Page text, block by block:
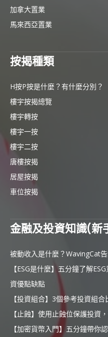
加拿大置業
馬來西亞置業
按揭種類
H按P按是什麼？有什麼分別？
樓宇按揭總覽
樓宇轉按
樓宇一按
樓宇二按
唐樓按揭
居屋按揭
車位按揭
金融及投資知識(新
被動收入是什麼？WavingCat
【ESG是什麼】五分鐘了解
資優點缺點
【投資組合】3個參考投資組
【止蝕】使用止蝕位保護投資
【加密貨幣入門】五分鐘帶